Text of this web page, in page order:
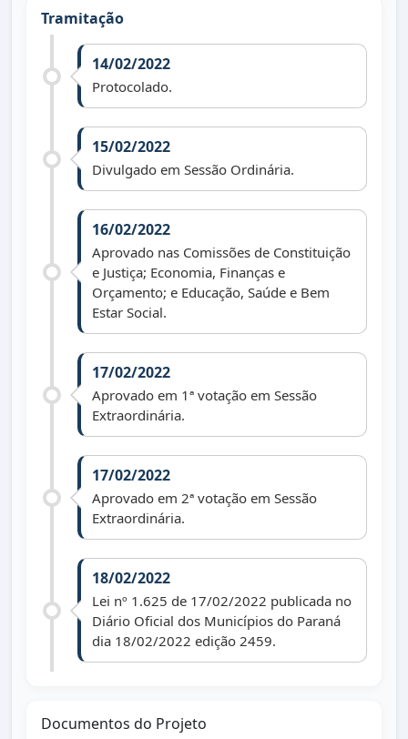
Tramitação
14/02/2022
Protocolado.
15/02/2022
Divulgado em Sessão Ordinária.
16/02/2022
Aprovado nas Comissões de Constituição
e Justiça; Economia, Finanças e
Orçamento; e Educação, Saúde e Bem
Estar Social.
17/02/2022
Aprovado em 1ª votação em Sessão
Extraordinária.
17/02/2022
Aprovado em 2ª votação em Sessão
Extraordinária.
18/02/2022
Lei nº 1.625 de 17/02/2022 publicada no
Diário Oficial dos Municípios do Paraná
dia 18/02/2022 edição 2459.
Documentos do Projeto